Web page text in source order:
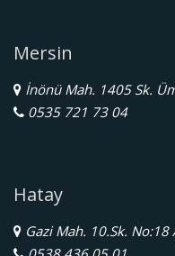
Mersin
İnönü Mah. 1405 Sk.
0535 721 73 04
Hatay
Gazi Mah. 10.Sk.